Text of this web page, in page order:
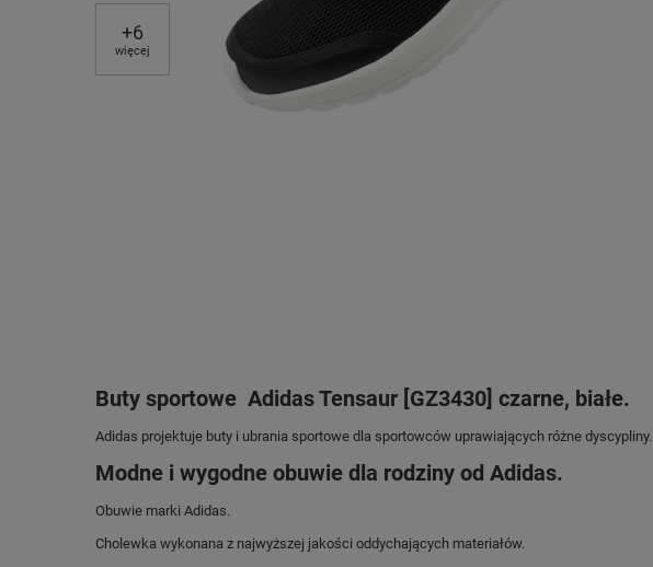
+6
więcej
Buty sportowe Adidas Tensaur [GZ3430] czarne, białe.
Adidas projektuje buty i ubrania sportowe dla sportowców uprawiających różne dyscypliny.
Modne i wygodne obuwie dla rodziny od Adidas.
Obuwie marki Adidas.
Cholewka wykonana z najwyższej jakości oddychających materiałów.